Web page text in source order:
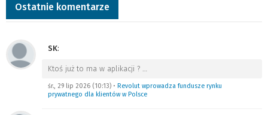
Ostatnie komentarze
SK:
Ktoś już to ma w aplikacji ? …
śr., 29 lip 2026 (10:13) • Revolut wprowadza fundusze rynku
prywatnego dla klientów w Polsce